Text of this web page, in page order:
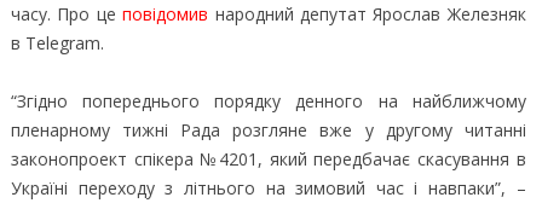
часу. Про цеповідомив народний депутат Ярослав Железняк
в Telegram.
“Згідно попереднього порядку денного на найближчому
пленарному тижні Рада розгляне вже у другому читанні
законопроект спікера №4201, який передбачає скасування в
Україні переходу з літнього на зимовий час і навпаки”, –